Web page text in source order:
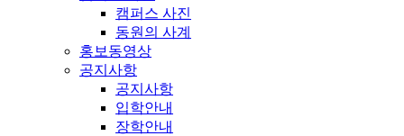
캠퍼스 사진
동원의 사계
홍보동영상
공지사항
공지사항
입학안내
장학안내